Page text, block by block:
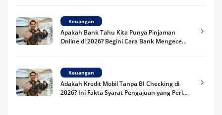
Keuangan
Apakah Bank Tahu Kita Punya Pinjaman
Online di 2026? Begini Cara Bank Mengecek
Keuangan
Adakah Kredit Mobil Tanpa BI Checking di
2026? Ini Fakta Syarat Pengajuan yang Perlu